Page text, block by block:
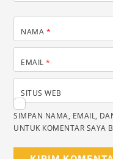
NAMA *
EMAIL*
SITUS WEB
SIMPAN NAMA, EMAIL,
UNTUK KOMENTAR SAYA